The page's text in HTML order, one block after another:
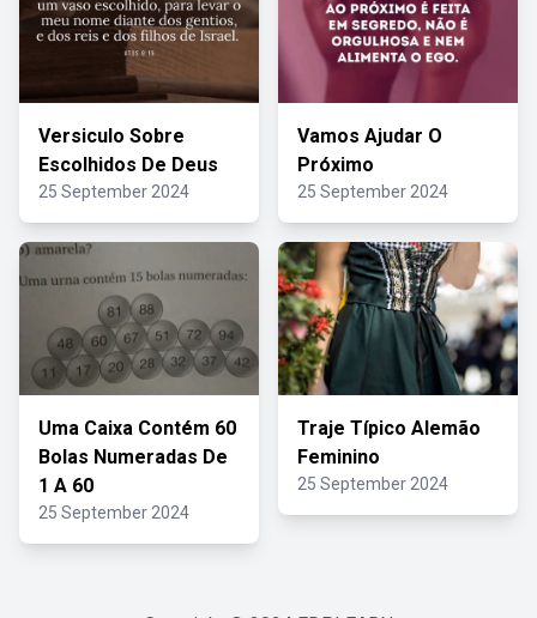
Versiculo Sobre
Escolhidos De Deus
25 September 2024
Vamos Ajudar O
Próximo
25 September 2024
Uma Caixa Contém 60
Bolas Numeradas De
1 A 60
25 September 2024
Traje Típico Alemão
Feminino
25 September 2024